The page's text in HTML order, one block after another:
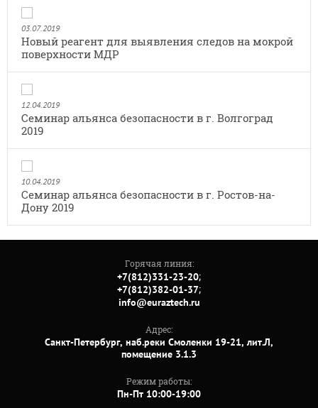
03.07.2019
Новый реагент для выявления следов на мокрой
поверхности МДР
12.04.2019
Семинар альянса безопасности в г. Волгоград
2019
10.04.2019
Семинар альянса безопасности в г. Ростов-на-
Дону 2019
Горячая линия:
+7(812)331-23-20;
+7(812)382-01-37;
info@euraztech.ru
Адрес:
Санкт-Петербург, наб.реки Смоленки 19-21, лит.Л,
помещение 3.1.3
Режим работы:
Пн-Пт 10:00-19:00